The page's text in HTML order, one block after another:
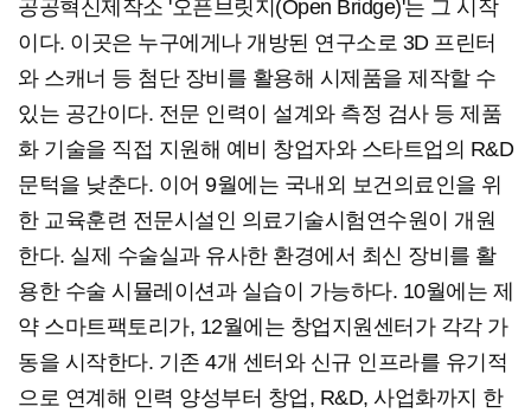
공공혁신제작소 '오픈브릿지(Open Bridge)'는 그 시작
이다. 이곳은 누구에게나 개방된 연구소로 3D 프린터
와 스캐너 등 첨단 장비를 활용해 시제품을 제작할 수
있는 공간이다. 전문 인력이 설계와 측정 검사 등 제품
화 기술을 직접 지원해 예비 창업자와 스타트업의 R&D
문턱을 낮춘다. 이어 9월에는 국내외 보건의료인을 위
한 교육훈련 전문시설인 의료기술시험연수원이 개원
한다. 실제 수술실과 유사한 환경에서 최신 장비를 활
용한 수술 시뮬레이션과 실습이 가능하다. 10월에는 제
약 스마트팩토리가, 12월에는 창업지원센터가 각각 가
동을 시작한다. 기존 4개 센터와 신규 인프라를 유기적
으로 연계해 인력 양성부터 창업, R&D, 사업화까지 한